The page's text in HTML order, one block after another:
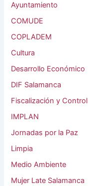
Ayuntamiento
COMUDE
COPLADEM
Cultura
Desarrollo Económico
DIF Salamanca
Fiscalización y Control
IMPLAN
Jornadas por la Paz
Limpia
Medio Ambiente
Mujer Late Salamanca